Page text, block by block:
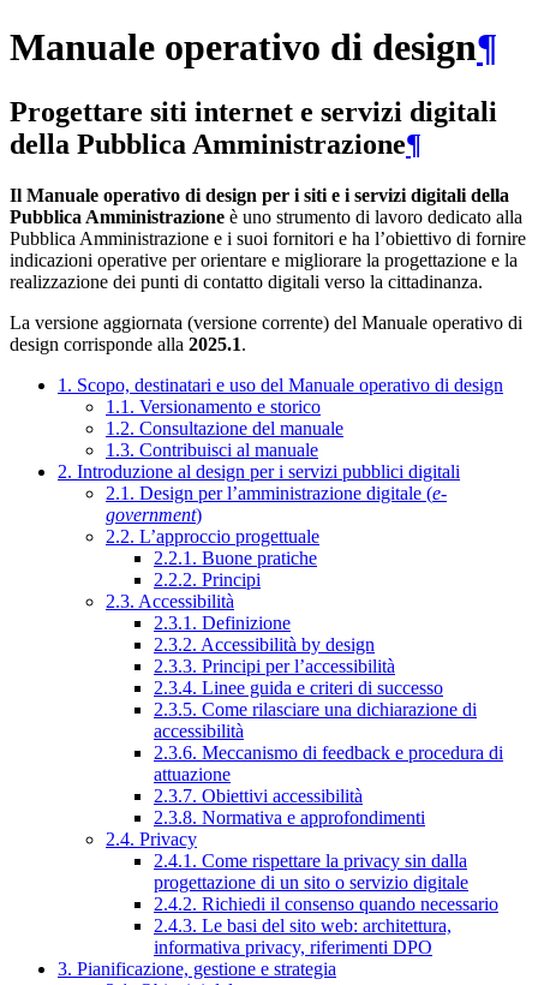
Manuale operativo di design¶
Progettare siti internet e servizi digitali
della Pubblica Amministrazione¶
Il Manuale operativo di design per i siti e i servizi digitali della
Pubblica Amministrazione è uno strumento di lavoro dedicato alla
Pubblica Amministrazione e i suoi fornitori e ha l’obiettivo di fornire
indicazioni operative per orientare e migliorare la progettazione e la
realizzazione dei punti di contatto digitali verso la cittadinanza.
La versione aggiornata (versione corrente) del Manuale operativo di
design corrisponde alla 2025.1.
1. Scopo, destinatari e uso del Manuale operativo di design
1.1. Versionamento e storico
1.2. Consultazione del manuale
1.3. Contribuisci al manuale
2. Introduzione al design per i servizi pubblici digitali
2.1. Design per l’amministrazione digitale (e-
government)
2.2. L’approccio progettuale
2.2.1. Buone pratiche
2.2.2. Principi
2.3. Accessibilità
2.3.1. Definizione
2.3.2. Accessibilità by design
2.3.3. Principi per l’accessibilità
2.3.4. Linee guida e criteri di successo
2.3.5. Come rilasciare una dichiarazione di
accessibilità
2.3.6. Meccanismo di feedback e procedura di
attuazione
2.3.7. Obiettivi accessibilità
2.3.8. Normativa e approfondimenti
2.4. Privacy
2.4.1. Come rispettare la privacy sin dalla
progettazione di un sito o servizio digitale
2.4.2. Richiedi il consenso quando necessario
2.4.3. Le basi del sito web: architettura,
informativa privacy, riferimenti DPO
3. Pianificazione, gestione e strategia